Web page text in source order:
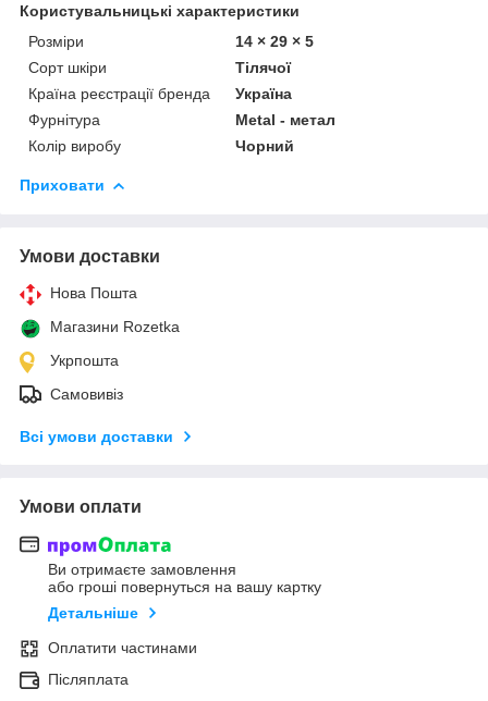
Користувальницькі характеристики
Розміри
14 × 29 × 5
Сорт шкіри
Тілячої
Країна реєстрації бренда
Україна
Фурнітура
Metal - метал
Колір виробу
Чорний
Приховати
Умови доставки
Нова Пошта
Магазини Rozetka
Укрпошта
Самовивіз
Всі умови доставки
Умови оплати
Ви отримаєте замовлення
або гроші повернуться на вашу картку
Детальніше
Оплатити частинами
Післяплата